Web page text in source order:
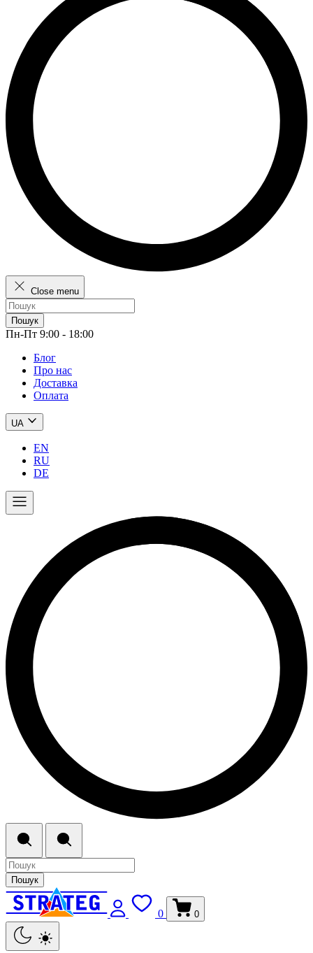
Close menu
Пошук
Пн-Пт 9:00 - 18:00
Блог
Про нас
Доставка
Оплата
UA
EN
RU
DE
Пошук
0 0